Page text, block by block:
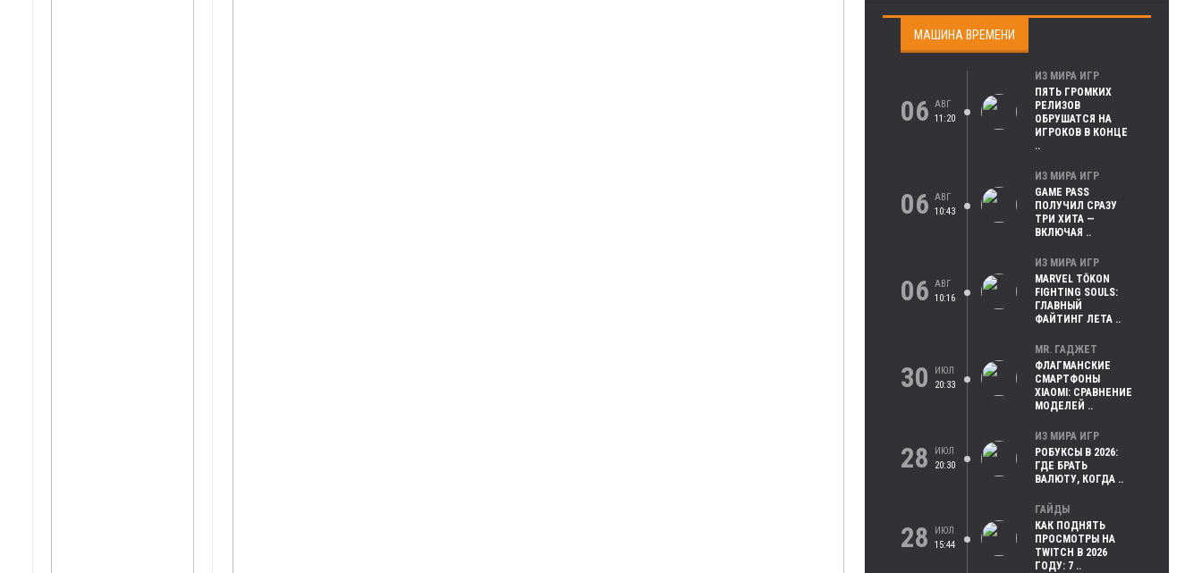
МАШИНА ВРЕМЕНИ
06 АВГ
11:20
ИЗ МИРА ИГР
ПЯТЬ ГРОМКИХ
РЕЛИЗОВ
ОБРУШАТСЯ НА
ИГРОКОВ В КОНЦЕ
..
06 АВГ
10:43
ИЗ МИРА ИГР
GAME PASS
ПОЛУЧИЛ СРАЗУ
ТРИ ХИТА —
ВКЛЮЧАЯ ..
06 АВГ
10:16
ИЗ МИРА ИГР
MARVEL TŌKON
FIGHTING SOULS:
ГЛАВНЫЙ
ФАЙТИНГ ЛЕТА ..
30
ИЮЛ
20:33
MR. ГАДЖЕТ
ФЛАГМАНСКИЕ
СМАРТФОНЫ
XIAOMI: СРАВНЕНИЕ
МОДЕЛЕЙ ..
28
ИЮЛ
20:30
ИЗ МИРА ИГР
РОБУКСЫ В 2026:
ГДЕ БРАТЬ
ВАЛЮТУ, КОГДА ..
28
ИЮЛ
15:44
ГАЙДЫ
КАК ПОДНЯТЬ
ПРОСМОТРЫ НА
TWITCH В 2026
ГОДУ: 7 ..